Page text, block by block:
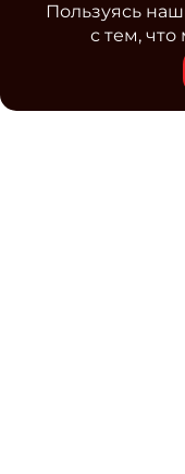
Пользуясь
с тем,